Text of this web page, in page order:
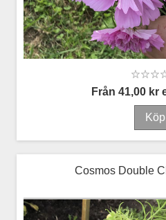
Från 41,00 kr
Cosmos Double